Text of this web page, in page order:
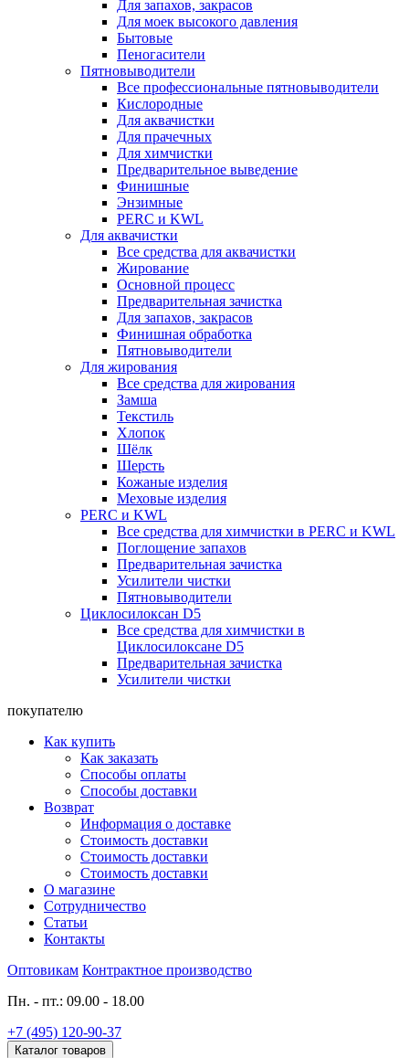
Для запахов, закрасов
Для моек высокого давления
Бытовые
Пеногасители
Пятновыводители
Все профессиональные пятновыводители
Кислородные
Для аквачистки
Для прачечных
Для химчистки
Предварительное выведение
Финишные
Энзимные
PERC и KWL
Для аквачистки
Все средства для аквачистки
Жирование
Основной процесс
Предварительная зачистка
Для запахов, закрасов
Финишная обработка
Пятновыводители
Для жирования
Все средства для жирования
Замша
Текстиль
Хлопок
Шёлк
Шерсть
Кожаные изделия
Меховые изделия
PERC и KWL
Все средства для химчистки в PERC и KWL
Поглощение запахов
Предварительная зачистка
Усилители чистки
Пятновыводители
Циклосилоксан D5
Все средства для химчистки в
Циклосилоксане D5
Предварительная зачистка
Усилители чистки
покупателю
Как купить
Как заказать
Способы оплаты
Способы доставки
Возврат
Информация о доставке
Стоимость доставки
Стоимость доставки
Стоимость доставки
О магазине
Сотрудничество
Статьи
Контакты
Оптовикам Контрактное производство
Пн. - пт.: 09.00 - 18.00
+7 (495) 120-90-37
Каталог товаров